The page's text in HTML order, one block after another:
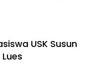
USK Susun